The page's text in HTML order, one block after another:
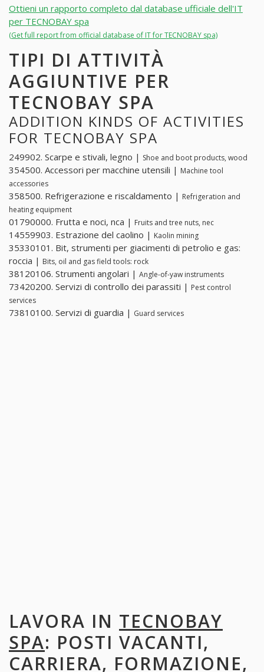
Ottieni un rapporto completo dal database ufficiale dell'IT
per TECNOBAY spa
(Get full report from official database of IT for TECNOBAY spa)
TIPI DI ATTIVITÀ
AGGIUNTIVE PER
TECNOBAY SPA
ADDITION KINDS OF ACTIVITIES
FOR TECNOBAY SPA
249902. Scarpe e stivali, legno | Shoe and boot products, wood
354500. Accessori per macchine utensili | Machine tool
accessories
358500. Refrigerazione e riscaldamento | Refrigeration and
heating equipment
01790000. Frutta e noci, nca | Fruits and tree nuts, nec
14559903. Estrazione del caolino | Kaolin mining
35330101. Bit, strumenti per giacimenti di petrolio e gas:
roccia | Bits, oil and gas field tools: rock
38120106. Strumenti angolari | Angle-of-yaw instruments
73420200. Servizi di controllo dei parassiti | Pest control
services
73810100. Servizi di guardia | Guard services
LAVORA IN TECNOBAY
SPA: POSTI VACANTI,
CARRIERA, FORMAZIONE,